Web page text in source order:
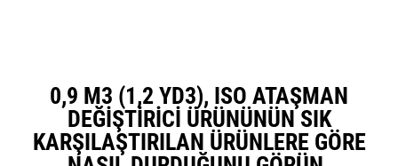
0,9 M3 (1,2 YD3), ISO ATAŞMAN
DEĞIŞTIRICI ÜRÜNÜNÜN SIK
KARŞILAŞTIRILAN ÜRÜNLERE GÖRE